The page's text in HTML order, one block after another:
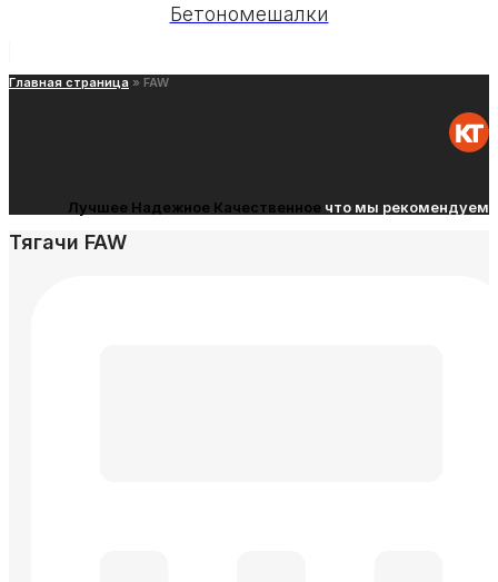
Бетономешалки
Главная страница » FAW
Лучшее Надежное Качественное что мы рекомендуем
Тягачи FAW